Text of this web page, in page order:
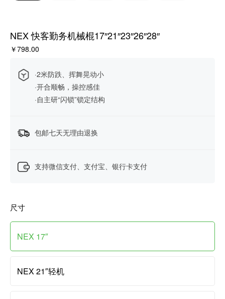
NEX 快客勤务机械棍17″21″23″26″28″
￥798.00
·2米防跌、挥舞晃动小
·开合顺畅，操控感佳
·自主研“闪锁”锁定结构
包邮七天无理由退换
支持微信支付、支付宝、银行卡支付
尺寸
NEX 17″
NEX 21″轻机